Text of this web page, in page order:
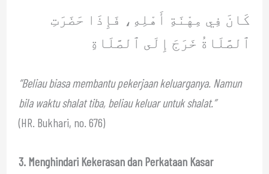
كَانَ فِي مِهْنَةِ أَهْلِهِ، فَإِذَا حَضَرَتِ
ٱلصَّلَاةُ خَرَجَ إِلَى ٱلصَّلَاةِ
“Beliau biasa membantu pekerjaan keluarganya. Namun
bila waktu shalat tiba, beliau keluar untuk shalat.”
(HR. Bukhari, no. 676)
3. Menghindari Kekerasan dan Perkataan Kasar